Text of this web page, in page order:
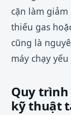
cặn làm
thiếu gas
cũng là
máy chạy
Quy trình
kỹ thuật